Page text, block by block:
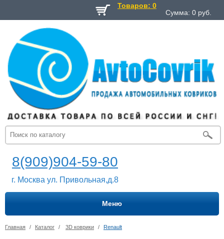
Товаров: 0
Сумма: 0 руб.
8(909)904-59-80
г. Москва ул. Привольная,д.8
Меню
Главная / Каталог / 3D коврики / Renault